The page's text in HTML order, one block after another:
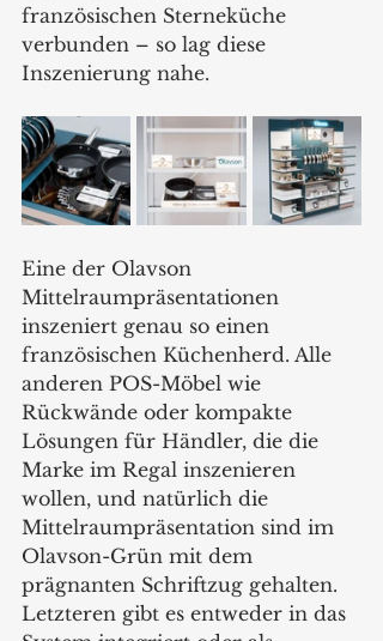
französischen Sterneküche
verbunden – so lag diese
Inszenierung nahe.
Eine der Olavson
Mittelraumpräsentationen
inszeniert genau so einen
französischen Küchenherd. Alle
anderen POS-Möbel wie
Rückwände oder kompakte
Lösungen für Händler, die die
Marke im Regal inszenieren
wollen, und natürlich die
Mittelraumpräsentation sind im
Olavson-Grün mit dem
prägnanten Schriftzug gehalten.
Letzteren gibt es entweder in das